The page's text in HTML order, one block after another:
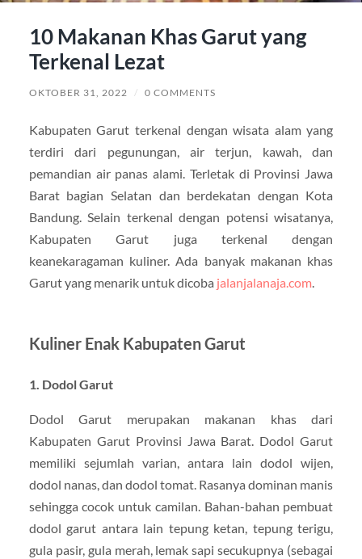
10 Makanan Khas Garut yang
Terkenal Lezat
OKTOBER 31, 2022 / 0 COMMENTS
Kabupaten Garut terkenal dengan wisata alam yang
terdiri dari pegunungan, air terjun, kawah, dan
pemandian air panas alami. Terletak di Provinsi Jawa
Barat bagian Selatan dan berdekatan dengan Kota
Bandung. Selain terkenal dengan potensi wisatanya,
Kabupaten Garut juga terkenal dengan
keanekaragaman kuliner. Ada banyak makanan khas
Garut yang menarik untuk dicoba jalanjalanaja.com.
Kuliner Enak Kabupaten Garut
1. Dodol Garut
Dodol Garut merupakan makanan khas dari
Kabupaten Garut Provinsi Jawa Barat. Dodol Garut
memiliki sejumlah varian, antara lain dodol wijen,
dodol nanas, dan dodol tomat. Rasanya dominan manis
sehingga cocok untuk camilan. Bahan-bahan pembuat
dodol garut antara lain tepung ketan, tepung terigu,
gula pasir, gula merah, lemak sapi secukupnya (sebagai